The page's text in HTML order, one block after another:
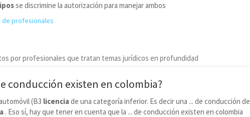
se discrimine la autorización para manejar ambos
de profesionales
por profesionales que tratan temas jurídicos en profundidad
conducción existen en colombia?
(B3 licenciade una categoría inferior. Es decir una ... de conducción de
. Eso sí, hay que tener en cuenta que la ... de conducción existen en colombia